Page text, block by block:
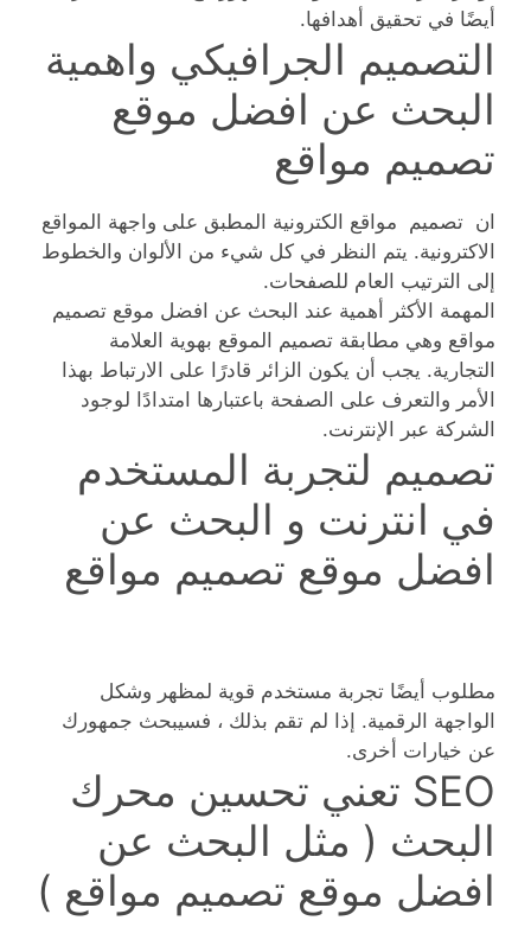
أيضًا في تحقيق أهدافها.
التصميم الجرافيكي واهمية
البحث عن افضل موقع
تصميم مواقع
ان تصميم مواقع الكترونية المطبق على واجهة المواقع
الاكترونية. يتم النظر في كل شيء من الألوان والخطوط
إلى الترتيب العام للصفحات.
المهمة الأكثر أهمية عند البحث عن افضل موقع تصميم
مواقع وهي مطابقة تصميم الموقع بهوية العلامة
التجارية. يجب أن يكون الزائر قادرًا على الارتباط بهذا
الأمر والتعرف على الصفحة باعتبارها امتدادًا لوجود
الشركة عبر الإنترنت.
تصميم لتجربة المستخدم
في انترنت و البحث عن
افضل موقع تصميم مواقع
مطلوب أيضًا تجربة مستخدم قوية لمظهر وشكل
الواجهة الرقمية. إذا لم تقم بذلك ، فسيبحث جمهورك
عن خيارات أخرى.
SEO تعني تحسين محرك
البحث ( مثل البحث عن
افضل موقع تصميم مواقع )